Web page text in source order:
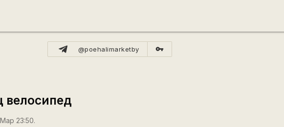
@poehalimarketby vpn_key
велосипед
23:50.